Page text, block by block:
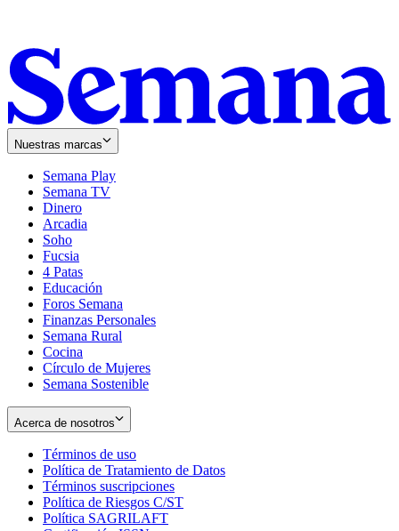
Nuestras marcas
Semana Play
Semana TV
Dinero
Arcadia
Soho
in
new
window
Fucsia
in
new
window
4 Patas
Educación
Foros Semana
Finanzas Personales
Semana Rural
Cocina
Círculo de Mujeres
Semana Sostenible
Acerca de nosotros
Términos de uso
in
new
window
Política de Tratamiento de Datos
Términos suscripciones
in
Política de Riesgos C/ST
Política SAGRILAFT